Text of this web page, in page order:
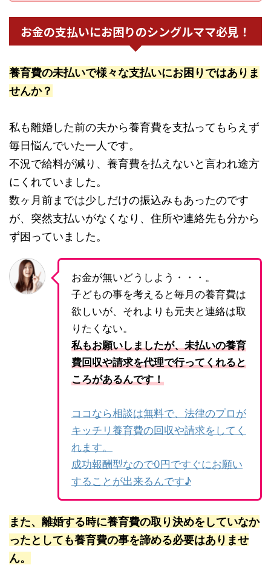
お金の支払いにお困りのシングルママ必見！
養育費の未払いで様々な支払いにお困りではありま
せんか？
私も離婚した前の夫から養育費を支払ってもらえず
毎日悩んでいた一人です。
不況で給料が減り、養育費を払えないと言われ途方
にくれていました。
数ヶ月前までは少しだけの振込みもあったのです
が、突然支払いがなくなり、住所や連絡先も分から
ず困っていました。
お金が無いどうしよう・・・。
子どもの事を考えると毎月の養育費は
欲しいが、それよりも元夫と連絡は取
りたくない。
私もお願いしましたが、未払いの養育
費回収や請求を代理で行ってくれると
ころがあるんです！
ココなら相談は無料で、法律のプロが
キッチリ養育費の回収や請求をしてく
れます。
成功報酬型なので0円ですぐにお願い
することが出来るんです♪
また、離婚する時に養育費の取り決めをしていなか
ったとしても養育費の事を諦める必要はありませ
ん。